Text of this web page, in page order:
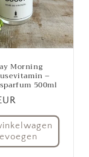
Morning
–
500ml